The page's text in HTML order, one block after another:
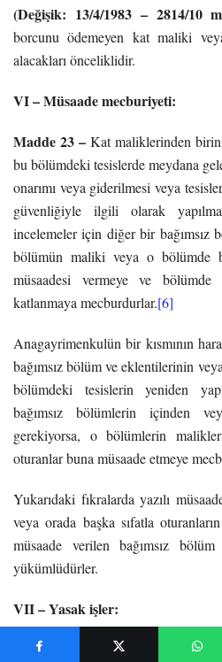
(Değişik: 13/4/1983 – 2814/10
borcunu ödemeyen kat maliki
alacakları önceliklidir.
VI – Müsaade mecburiyeti:
Madde 23 – Kat maliklerinden
bu bölümdeki tesislerde meydana
onarımı veya giderilmesi veya
güvenliğiyle ilgili olarak
incelemeler için diğer bir bağımsız
bölümün maliki veya o bölümde
müsaadesi vermeye ve bölümde
katlanmaya mecburdurlar.[6]
Anagayrimenkulün bir kısmının
bağımsız bölüm ve eklentilerinin
bölümdeki tesislerin yeniden
bağımsız bölümlerin içinden
gerekiyorsa, o bölümlerin
oturanlar buna müsaade etmeye
Yukarıdaki fıkralarda yazılı
veya orada başka sıfatla
müsaade verilen bağımsız
yükümlüdürler.
VII – Yasak işler:
Madde 24 –
Anagayrimenkulün,